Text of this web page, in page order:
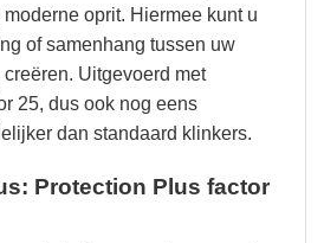
oprit. Hiermee kunt u
of samenhang tussen uw
Uitgevoerd met
25, dus ook nog eens
dan standaard klinkers.
Protection Plus factor